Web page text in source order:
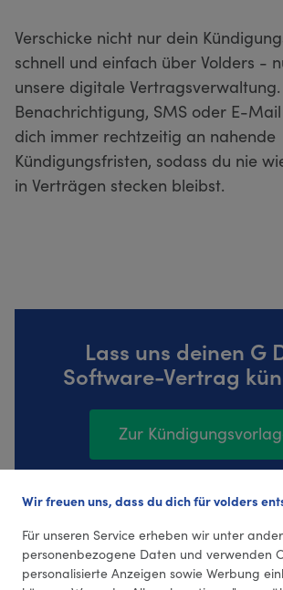
Verschicke nicht nur dein
schnell und einfach über Volders -
unsere digitale
Benachrichtigung, SMS oder E-
dich immer rechtzeitig an nahende
Kündigungsfristen, sodass du nie
in Verträgen stecken bleibst.
Lass uns deinen G
Software-Vertrag
Zur
278 Bewertungen (4,32
Wir freuen uns, dass du dich für volders
Für unseren Service erheben wir unter
personenbezogene Daten und verwenden
personalisierte Anzeigen sowie Werbung